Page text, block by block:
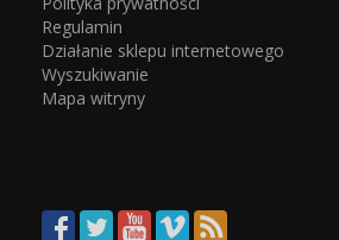
Regulamin
Działanie sklepu internetowego
Wyszukiwanie
Mapa witryny